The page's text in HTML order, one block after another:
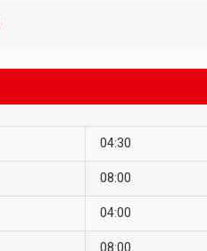
04:30
08:00
04:00
08:00